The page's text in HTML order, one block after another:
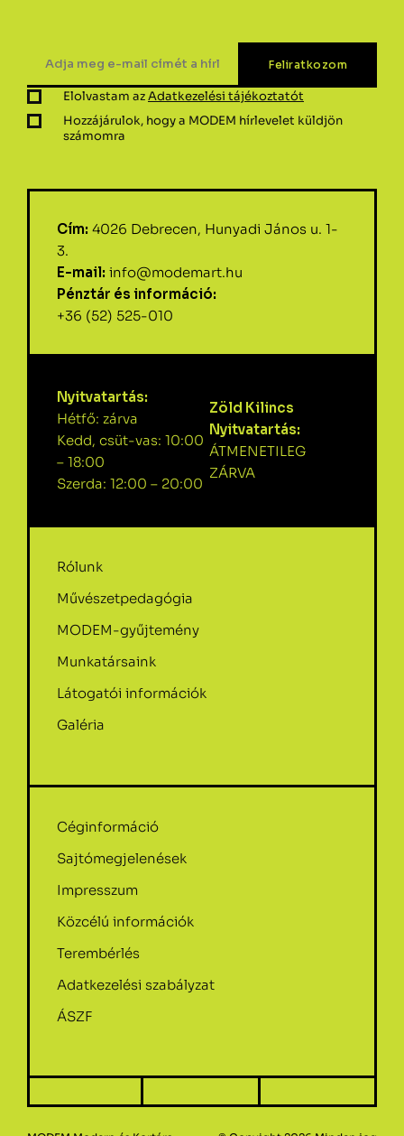
Elolvastam azAdatkezelési tájékoztatót
Hozzájárulok, hogy a MODEM hírlevelet küldjön
számomra
Cím: 4026 Debrecen, Hunyadi János u. 1-
3.
E-mail: info@modemart.hu
Pénztár és információ:
+36 (52) 525-010
Nyitvatartás:
Hétfő: zárva
Kedd, csüt-vas: 10:00
– 18:00
Szerda: 12:00 – 20:00
Zöld Kilincs
Nyitvatartás:
ÁTMENETILEG
ZÁRVA
Rólunk
Művészetpedagógia
MODEM-gyűjtemény
Munkatársaink
Látogatói információk
Galéria
Céginformáció
Sajtómegjelenések
Impresszum
Közcélú információk
Terembérlés
Adatkezelési szabályzat
ÁSZF